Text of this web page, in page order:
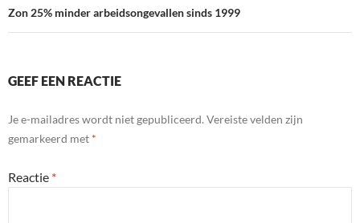
Zon 25% minder arbeidsongevallen sinds 1999
GEEF EEN REACTIE
Je e-mailadres wordt niet gepubliceerd. Vereiste velden zijn
gemarkeerd met *
Reactie *